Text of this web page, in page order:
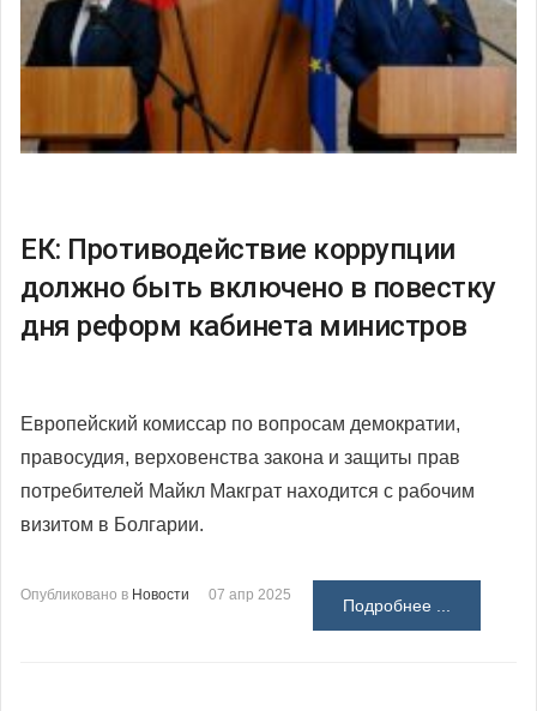
ЕК: Противодействие коррупции
должно быть включено в повестку
дня реформ кабинета министров
Европейский комиссар по вопросам демократии,
правосудия, верховенства закона и защиты прав
потребителей Майкл Макграт находится с рабочим
визитом в Болгарии.
Опубликовано в Новости 07 апр 2025
Подробнее ...